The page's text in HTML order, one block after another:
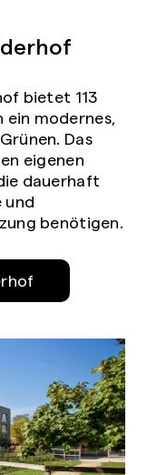
bietet 113
ein modernes,
Das
eigenen
dauerhaft
und
benötigen.